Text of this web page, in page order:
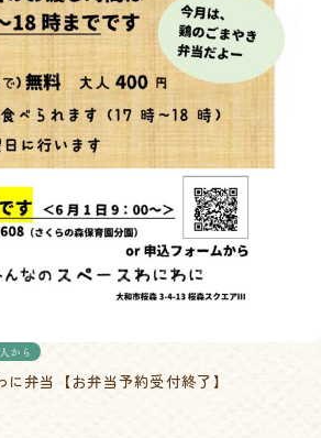
から
弁当【お弁当予約受付終了】